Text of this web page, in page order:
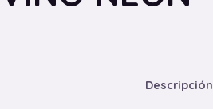
Descripción